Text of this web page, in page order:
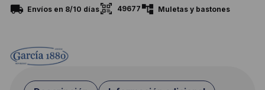
Envíos en 8/10 días 49677 Muletas y bastones